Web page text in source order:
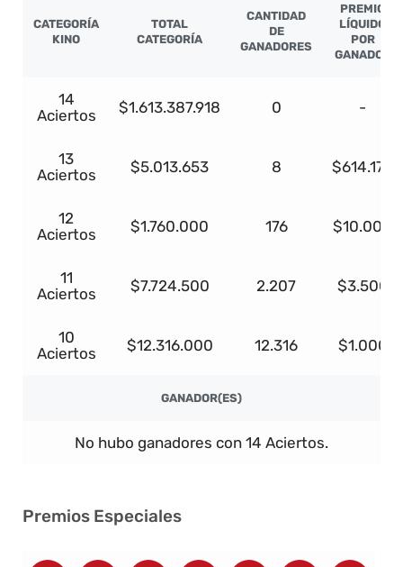
CATEGORÍA
KINO
TOTAL
CATEGORÍA
CANTIDAD
DE
GANADORES
PREMIO
LÍQUIDO
POR
GANADOR
14
Aciertos
$1.613.387.918 0 -
13
Aciertos
$5.013.653 8 $614.172
12
Aciertos
$1.760.000 176 $10.000
11
Aciertos
$7.724.500 2.207 $3.500
10
Aciertos
$12.316.000 12.316 $1.000
GANADOR(ES)
No hubo ganadores con 14 Aciertos.
Premios Especiales